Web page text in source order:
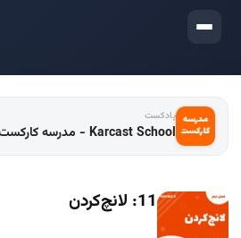
ورود
پادکست
Karcast School - مدرسه کارکست
11: لانچ‌کردن